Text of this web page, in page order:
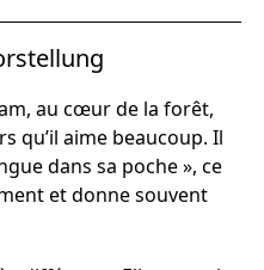
au cœur de la forêt,
qu’il aime beaucoup. Il
dans sa poche », ce
et donne souvent